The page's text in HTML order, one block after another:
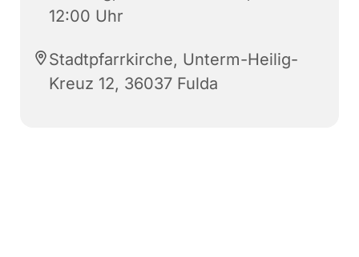
12:00 Uhr
Stadtpfarrkirche, Unterm-Heilig-
Kreuz 12, 36037 Fulda